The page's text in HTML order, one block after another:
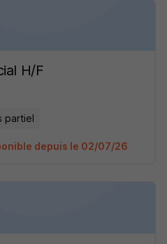
H/F
partiel
depuis le 02/07/26